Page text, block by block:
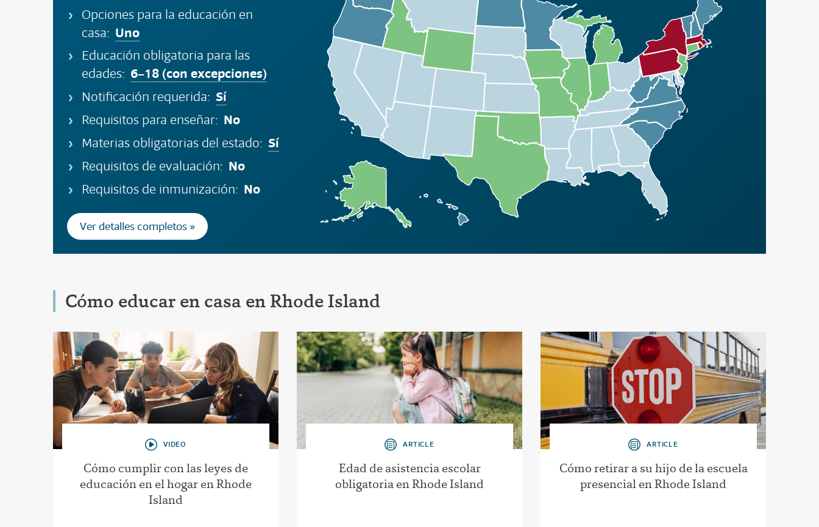
Opciones para la educación en
casa: Uno
Educación obligatoria para las
edades: 6–18 (con excepciones)
Notificación requerida: Sí
Requisitos para enseñar: No
Materias obligatorias del estado: Sí
Requisitos de evaluación: No
Requisitos de inmunización: No
Ver detalles completos »
Cómo educar en casa en Rhode Island
VIDEO
Cómo cumplir con las leyes de
educación en el hogar en Rhode
Island
ARTICLE
Edad de asistencia escolar
obligatoria en Rhode Island
ARTICLE
Cómo retirar a su hijo de la escuela
presencial en Rhode Island